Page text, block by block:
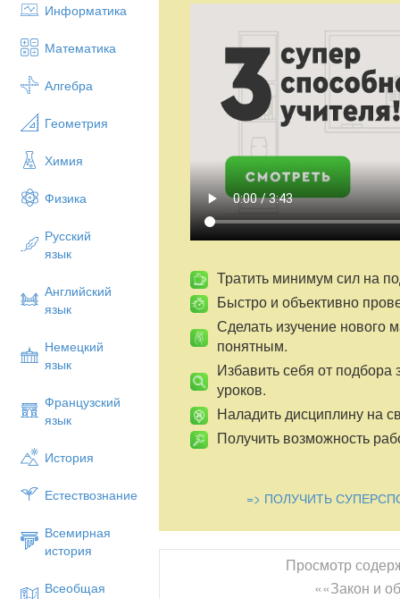
Информатика
Математика
Алгебра
Геометрия
Химия
Физика
Русский
язык
Английский
язык
Немецкий
язык
Французский
язык
История
Естествознание
Всемирная
история
Всеобщая
Тратить минимум сил на
Быстро и объективно
Сделать изучение нового
понятным.
Избавить себя от подбора
уроков.
Наладить дисциплину на
Получить возможность
=> ПОЛУЧИТЬ
Просмотр
««Закон и